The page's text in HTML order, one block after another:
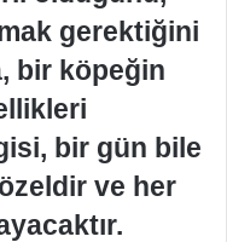
gerektiğini
bir köpeğin
bir gün bile
ve her